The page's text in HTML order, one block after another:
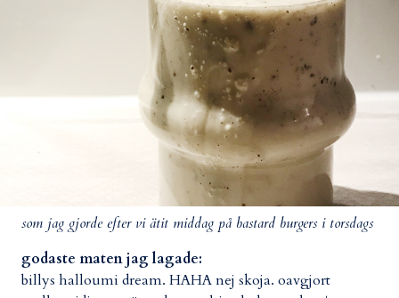
som jag gjorde efter vi ätit middag på bastard burgers i torsdags
godaste maten jag lagade:
billys halloumi dream. HAHA nej skoja. oavgjort